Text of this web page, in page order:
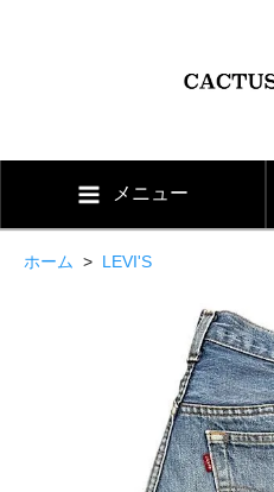
メニュー
ホーム > LEVI'S